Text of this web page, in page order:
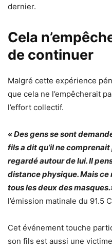
dernier.
Cela
de continuer
Malgré cette expérience
que cela ne l’empêcherait
l’effort collectif.
« Des gens se sont
fils a dit qu’il ne
regardé autour de lui. Il
distance physique. Mais ce
tous les deux des
l’émission matinale du 91.5
Cet événement touche
son fils est aussi une